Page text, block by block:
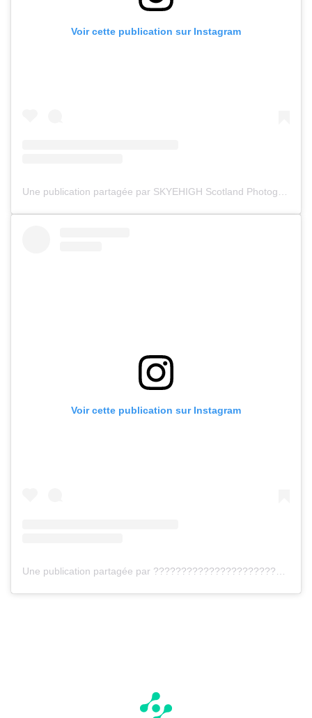
Voir cette publication sur Instagram
Une publication partagée par SKYEHIGH Scotland Photography (@skyehighscotlandphotography)
Voir cette publication sur Instagram